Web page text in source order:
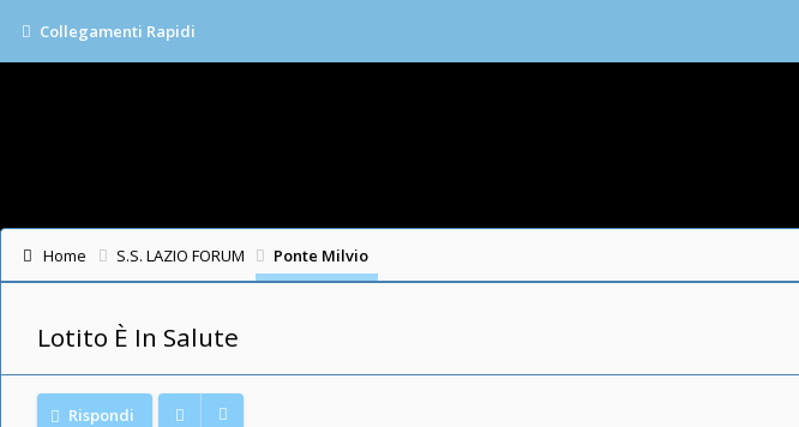
Collegamenti Rapidi
Home S.S. LAZIO FORUM Ponte Milvio
Lotito È In Salute
Rispondi